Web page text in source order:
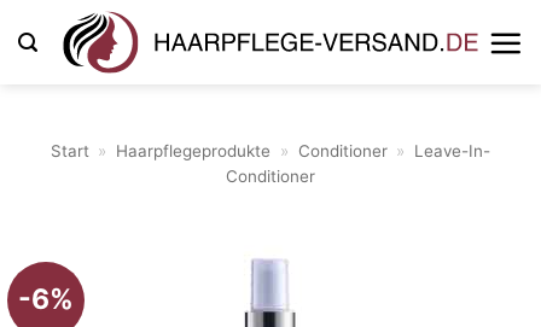
Inhalt
Start » Haarpflegeprodukte » Conditioner »
Leave-In-
Conditioner
-6%